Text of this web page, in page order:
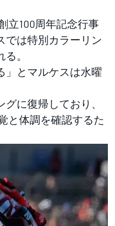
立100周年記念行事
では特別カラーリン
。
」とマルケスは水曜
に復帰しており、
と体調を確認するた